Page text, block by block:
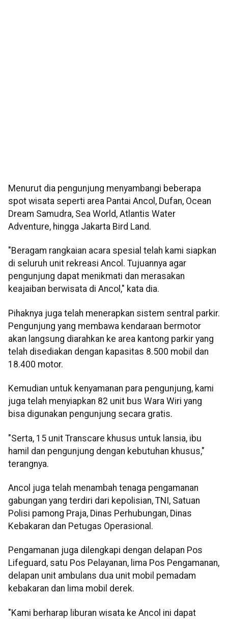
Menurut dia pengunjung menyambangi beberapa
spot wisata seperti area Pantai Ancol, Dufan, Ocean
Dream Samudra, Sea World, Atlantis Water
Adventure, hingga Jakarta Bird Land.
"Beragam rangkaian acara spesial telah kami siapkan
di seluruh unit rekreasi Ancol. Tujuannya agar
pengunjung dapat menikmati dan merasakan
keajaiban berwisata di Ancol," kata dia.
Pihaknya juga telah menerapkan sistem sentral parkir.
Pengunjung yang membawa kendaraan bermotor
akan langsung diarahkan ke area kantong parkir yang
telah disediakan dengan kapasitas 8.500 mobil dan
18.400 motor.
Kemudian untuk kenyamanan para pengunjung, kami
juga telah menyiapkan 82 unit bus Wara Wiri yang
bisa digunakan pengunjung secara gratis.
"Serta, 15 unit Transcare khusus untuk lansia, ibu
hamil dan pengunjung dengan kebutuhan khusus,"
terangnya.
Ancol juga telah menambah tenaga pengamanan
gabungan yang terdiri dari kepolisian, TNI, Satuan
Polisi pamong Praja, Dinas Perhubungan, Dinas
Kebakaran dan Petugas Operasional.
Pengamanan juga dilengkapi dengan delapan Pos
Lifeguard, satu Pos Pelayanan, lima Pos Pengamanan,
delapan unit ambulans dua unit mobil pemadam
kebakaran dan lima mobil derek.
"Kami berharap liburan wisata ke Ancol ini dapat